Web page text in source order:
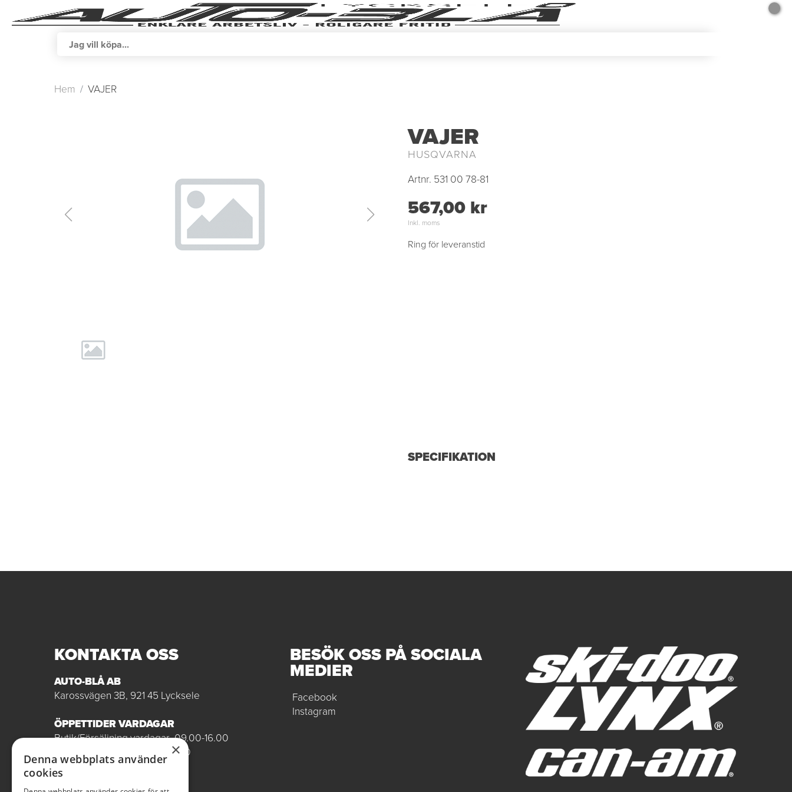
Hem VAJER
VAJER
HUSQVARNA
Artnr. 531 00 78-81
567,00 kr
Inkl. moms
Ring för leveranstid
SPECIFIKATION
KONTAKTA OSS
AUTO-BLÅ AB
Karossvägen 3B, 921 45 Lycksele
ÖPPETTIDER VARDAGAR
Butik/Försäljning vardagar 09.00-16.00
Verkstad vardagar 07.00-16.00
Röda dagar stängt
BESÖK OSS PÅ SOCIALA
MEDIER
Facebook
Instagram
×
Denna webbplats använder
cookies